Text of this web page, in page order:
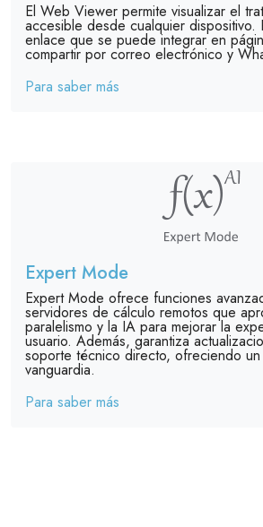
Expert Mode
Expert Mode ofrece funciones
servidores de cálculo remotos que
paralelismo y la IA para mejorar la
usuario. Además, garantiza
soporte técnico directo, ofreciendo
vanguardia.
Para saber más
El Web Viewer permite visualizar el
accesible desde cualquier dispositivo.
enlace que se puede integrar en
compartir por correo electrónico y
Para saber más